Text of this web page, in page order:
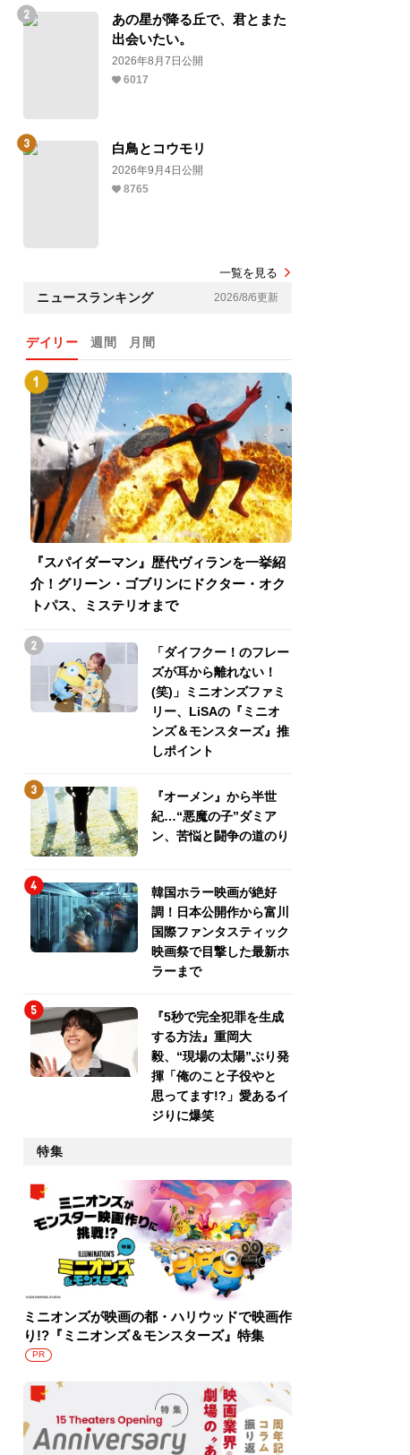
あの星が降る丘で、君とまた
出会いたい。
2026年8月7日公開
6017
白鳥とコウモリ
2026年9月4日公開
8765
一覧を見る
ニュースランキング 2026/8/6更新
デイリー 週間 月間
『スパイダーマン』歴代ヴィランを一挙紹
介！グリーン・ゴブリンにドクター・オク
トパス、ミステリオまで
「ダイフクー！のフレー
ズが耳から離れない！
(笑)」ミニオンズファミ
リー、LiSAの『ミニオ
ンズ＆モンスターズ』推
しポイント
『オーメン』から半世
紀…“悪魔の子”ダミア
ン、苦悩と闘争の道のり
韓国ホラー映画が絶好
調！日本公開作から富川
国際ファンタスティック
映画祭で目撃した最新ホ
ラーまで
『5秒で完全犯罪を生成
する方法』重岡大
毅、“現場の太陽”ぶり発
揮「俺のこと子役やと
思ってます!?」愛あるイ
ジりに爆笑
特集
ミニオンズが映画の都・ハリウッドで映画作
り!?『ミニオンズ＆モンスターズ』特集
PR